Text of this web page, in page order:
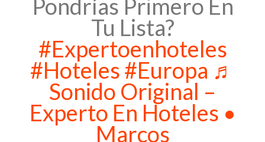
Pondrías Primero En
Tu Lista?
#expertoenhoteles
#hoteles#europa ♬
Sonido Original –
Experto En Hoteles •
Marcos